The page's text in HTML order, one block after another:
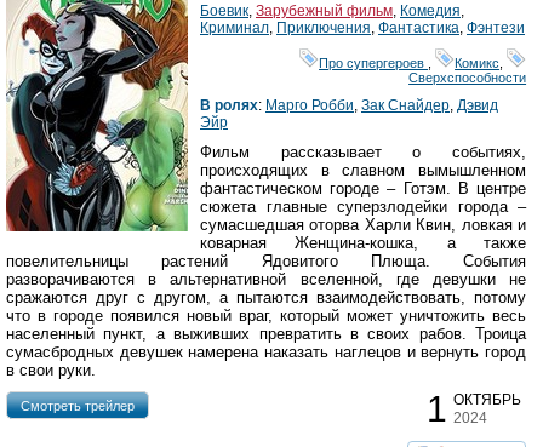
Боевик Зарубежный фильм Комедия
Криминал Приключения Фантастика Фэнтези
Про супергероев Комикс
Сверхспособности
В ролях: Марго Робби Зак Снайдер Дэвид
Эйр
Фильм рассказывает о событиях,
происходящих в славном вымышленном
фантастическом городе – Готэм. В центре
сюжета главные суперзлодейки города –
сумасшедшая оторва Харли Квин, ловкая и
коварная Женщина-кошка, а также
повелительницы растений Ядовитого Плюща. События
разворачиваются в альтернативной вселенной, где девушки не
сражаются друг с другом, а пытаются взаимодействовать, потому
что в городе появился новый враг, который может уничтожить весь
населенный пункт, а выживших превратить в своих рабов. Троица
сумасбродных девушек намерена наказать наглецов и вернуть город
в свои руки.
1 ОКТЯБРЬ
2024
Cмотреть трейлер